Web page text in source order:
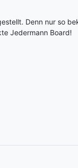
Denn nur so
Jedermann Board!